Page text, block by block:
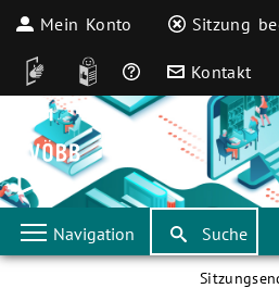
Mein Konto Sitzung
DGS Leichte Sprache
Häufige Fragen
Kontakt
Navigation Suche